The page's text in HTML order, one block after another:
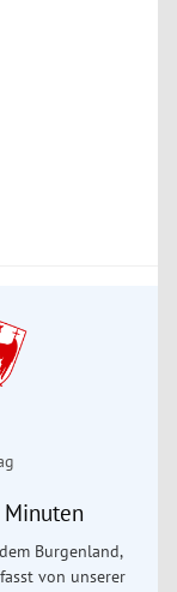
Burgenland,
von unserer